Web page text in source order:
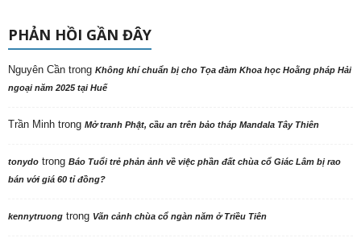
PHẢN HỒI GẦN ĐÂY
Nguyên Cần trong Không khí chuẩn bị cho Tọa đàm Khoa học Hoằng pháp Hải
ngoại năm 2025 tại Huế
Trần Minh trong Mở tranh Phật, cầu an trên bảo tháp Mandala Tây Thiên
tonydo trong Báo Tuổi trẻ phản ảnh về việc phần đất chùa cổ Giác Lâm bị rao
bán với giá 60 tỉ đồng?
kennytruong trong Vãn cảnh chùa cổ ngàn năm ở Triều Tiên